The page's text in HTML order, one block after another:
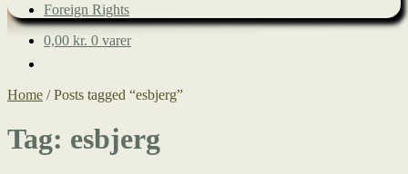
Foreign Rights
0,00 kr. 0 varer
Home /Posts tagged “esbjerg”
Tag: esbjerg